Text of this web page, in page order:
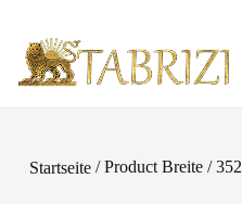
Startseite / Product Breite / 352